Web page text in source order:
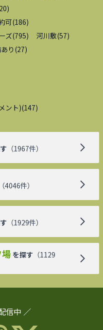
)
可(186)
ズ(795) 河川敷(57)
り (27)
ント)(147)
（1967件）
（4046件）
（1929件）
を探す （1129
信中 ／